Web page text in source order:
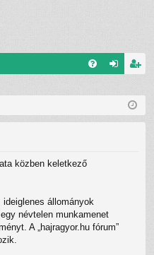
is
közben keletkező
állományok
névtelen munkamenet
A „hajragyor.hu fórum”